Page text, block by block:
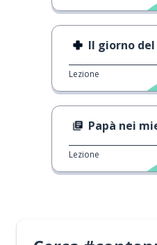
Il giorno
Lezione
Papà nei
Lezione